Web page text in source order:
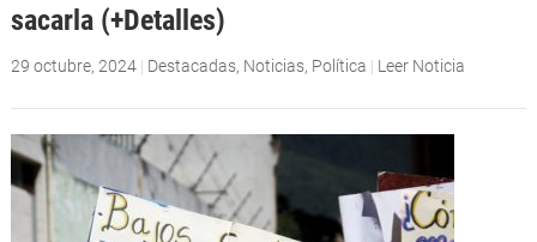
sacarla (+Detalles)
29 octubre, 2024| Destacadas, Noticias, Política | Leer Noticia